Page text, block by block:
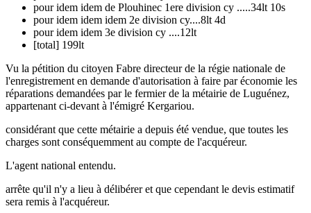
pour idem idem de Plouhinec 1ere division cy .....34lt 10s
pour idem idem idem 2e division cy....8lt 4d
pour idem idem 3e division cy ....12lt
[total] 199lt
Vu la pétition du citoyen Fabre directeur de la régie nationale de
l'enregistrement en demande d'autorisation à faire par économie les
réparations demandées par le fermier de la métairie de Luguénez,
appartenant ci-devant à l'émigré Kergariou.
considérant que cette métairie a depuis été vendue, que toutes les
charges sont conséquemment au compte de l'acquéreur.
L'agent national entendu.
arrête qu'il n'y a lieu à délibérer et que cependant le devis estimatif
sera remis à l'acquéreur.